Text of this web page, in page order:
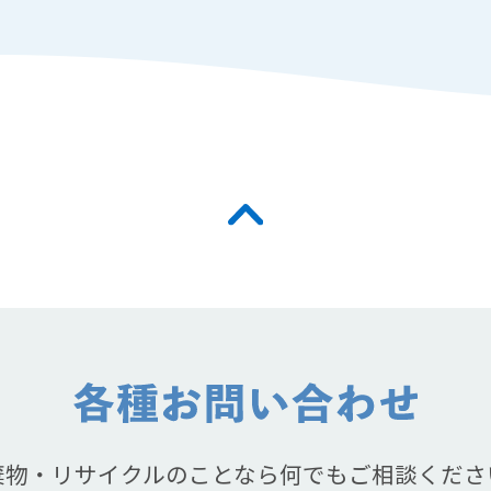
・リサイクルのことなら何でもご相談くだ